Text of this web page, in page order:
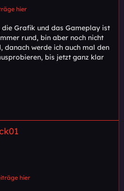
hier
Grafik und das Gameplay ist
rund, bin aber noch nicht
danach werde ich auch mal den
bis jetzt ganz klar
hier